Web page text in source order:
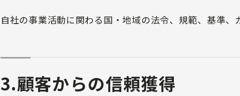
自社の事業活動に関わる国・地域の法令、規範、基準、
3.顧客からの信頼獲得